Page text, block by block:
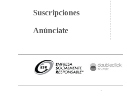
Suscripciones
Anúnciate